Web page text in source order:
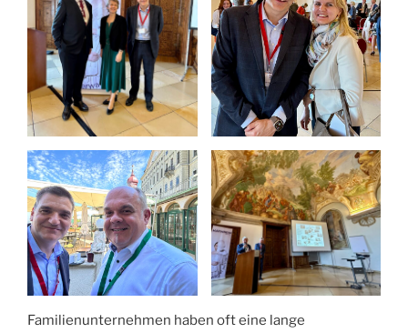
Familienunternehmen haben oft eine lange